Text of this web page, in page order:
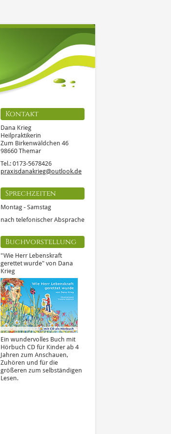
Kontakt
Dana Krieg
Heilpraktikerin
Zum Birkenwäldchen 46
98660 Themar
Tel.: 0173-5678426
praxisdanakrieg@outlook.de
Sprechzeiten
Montag - Samstag
nach telefonischer Absprache
Buchvorstellung
"Wie Herr Lebenskraft
gerettet wurde" von Dana
Krieg
Ein wundervolles Buch mit
Hörbuch CD für Kinder ab 4
Jahren zum Anschauen,
Zuhören und für die
größeren zum selbständigen
Lesen.